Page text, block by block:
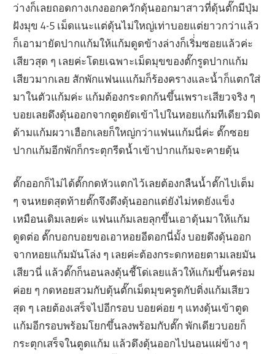
ว่างก็เลยถอดกางเกงออกควักดุ้นออกมาสาวที่ดุ้นตั๊กมีปุ่ม
ฝังมุข 4-5 เม็ดแนะแต่ดุ้นไม่ใหญ่เท่าบอยแต่ยาวกว่าแล้ว
ก็เอามายัดปากแก้มให้แก้มดูดข้างล่างก็เริ่่มซอยแล้วค่ะ
เสียวสุด ๆ เลยค่ะโดยเฉพาะเม็ดมุขของตั๊กรูดปากแก้ม
เสียวมากเลย สักพักแฟนแแก้มก็ร้องครางและน้ำก็แตกใส่
มาในตัวแก้มค่ะ แก้มต้องกระดกก้นขึ้นเพราะเสียวจริง ๆ
บอยเลยดึงดุ้นออกจากตูดยัดเข้าไปในหอยแก้มทีเดียวมิด
ด้ามแก้มผวาเฮือกเลยก็ใหญ่กว่าแฟนแก้มนี่ค่ะ ตั๊กซอย
ปากแก้มอีกพักก็กระตุกรีดน้ำเข้าปากแก้มจะคายดุ้น
ตั๊กออกก็ไม่ได้ตั๊กกดหัวแตกไว้เลยต้องกลืนน้ำตั๊กไปเต็ม
ๆ จนหยดสุดท้ายตั๊กจึงดึงดุ้นออกแต่ยังไม่หดยังแข็ง
เหมือนเดิมเลยค่ะ แฟนแก้มเลยลุกขึ้นเอาดุ้นมาให้แก้ม
ดูดต่อ ตั๊กบอกบอยขอเอาหอยอีดอกนี่มั้ง บอยดึงดุ้นออก
จากหอยแก้มมันโล่ง ๆ เลยค่ะต้องกระดกหอยตามเลยมัน
เสียวนี่ แล้วตั๊กก็นอนลงดุ้นชี้โด่เลยแล้วให้แก้มขึ้นคร่อม
ค่อย ๆ กดหอยสวมกับดุ้นตั๊กเม็ดมุขครูดกับติ่งแก้มเสียว
สุด ๆ เลยต้องเสร็จไปอีกรอบ บอยค่อย ๆ แทงดุ้นเข้าตูด
แก้มอีกรอบพร้อมโยกขึ้นลงพร้อมกับตั๊ก พักเดียวบอยก็
กระตุกเสร็จในตูดแก้ม แล้วดึงดุ้นออกไปนอนแผ่ข้าง ๆ